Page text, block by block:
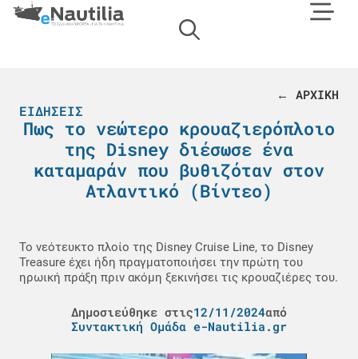
← ΑΡΧΙΚΗ
ΕΙΔΉΣΕΙΣ
Πως το νεώτερο κρουαζιερόπλοιο
της Disney διέσωσε ένα
καταμαράν που βυθιζόταν στον
Ατλαντικό (Βίντεο)
Το νεότευκτο πλοίο της Disney Cruise Line, το Disney
Treasure έχει ήδη πραγματοποιήσει την πρώτη του
ηρωική πράξη πριν ακόμη ξεκινήσει τις κρουαζιέρες του.
Δημοσιεύθηκε στις12/11/2024από
Συντακτική Ομάδα e-Nautilia.gr